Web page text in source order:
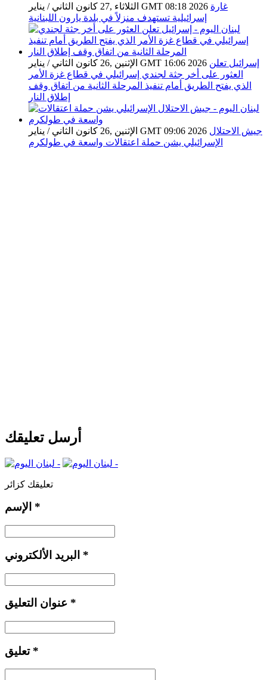
الثلاثاء ,27 كانون الثاني / يناير GMT 08:18 2026 غارة
إسرائيلية تستهدف منزلاً في بلدة يارون اللبنانية
الإثنين ,26 كانون الثاني / يناير GMT 16:06 2026 إسرائيل تعلن
العثور على أخر جثة لجندي إسرائيلي في قطاع غزة الأمر
الذي يفتح الطريق أمام تنفيذ المرحلة الثانية من اتفاق وقف
إطلاق النار
الإثنين ,26 كانون الثاني / يناير GMT 09:06 2026 جيش الاحتلال
الإسرائيلي يشن حملة اعتقالات واسعة في طولكرم
أرسل تعليقك
تعليقك كزائر
*
*
*
تعليق *